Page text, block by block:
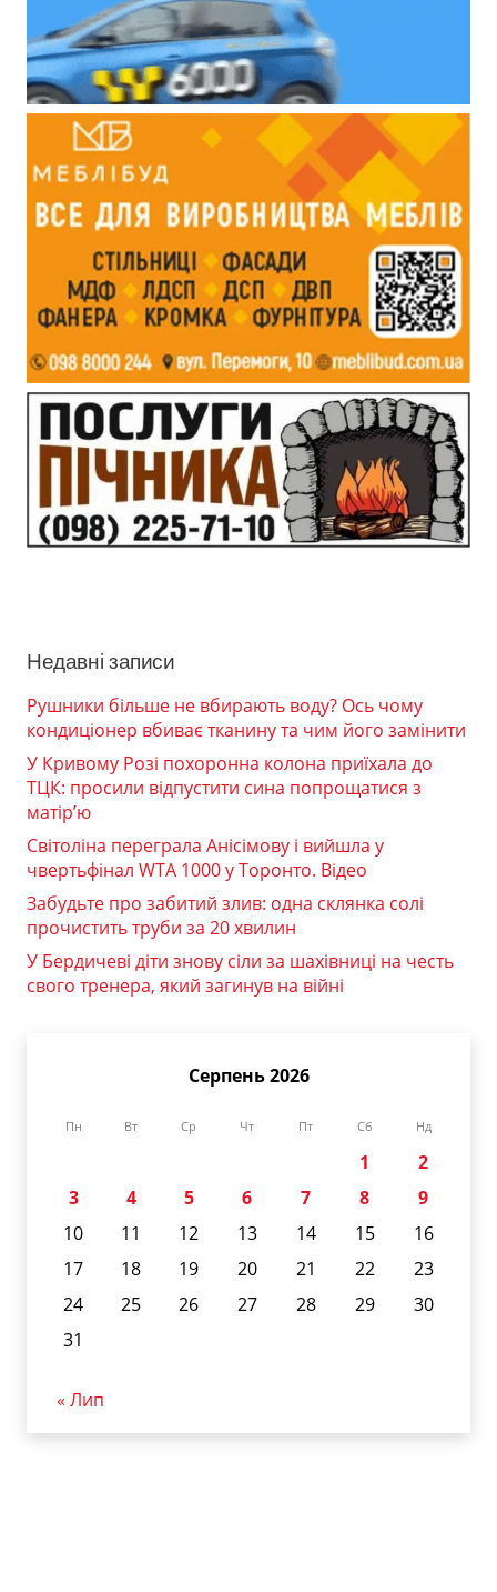
Недавні записи
Рушники більше не вбирають воду? Ось чому
кондиціонер вбиває тканину та чим його замінити
У Кривому Розі похоронна колона приїхала до
ТЦК: просили відпустити сина попрощатися з
матір’ю
Світоліна переграла Анісімову і вийшла у
чвертьфінал WTA 1000 у Торонто. Відео
Забудьте про забитий злив: одна склянка солі
прочистить труби за 20 хвилин
У Бердичеві діти знову сіли за шахівниці на честь
свого тренера, який загинув на війні
Серпень 2026
Пн Вт Ср Чт Пт Сб Нд
1
2
3
4 5 6 7 8
9
10
11 12 13 14 15
16
17
18 19 20 21 22
23
24
25 26 27 28 29
30
31
« Лип